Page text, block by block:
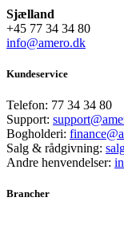
Sjælland
+45 77 34 34 80
info@amero.dk
Kundeservice
Telefon: 77 34 34 80
Support:
Bogholderi:
Salg & rådgivning:
Andre henvendelser:
Brancher